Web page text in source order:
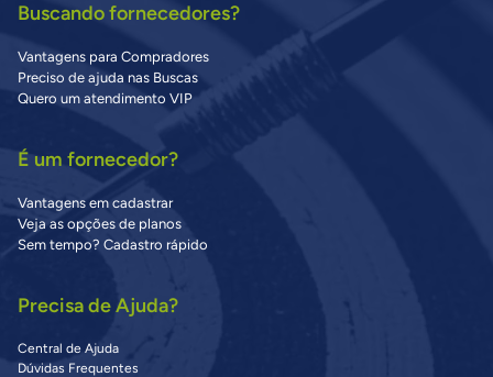
Buscando fornecedores?
Vantagens para Compradores
Preciso de ajuda nas Buscas
Quero um atendimento VIP
É um fornecedor?
Vantagens em cadastrar
Veja as opções de planos
Sem tempo? Cadastro rápido
Precisa de Ajuda?
Central de Ajuda
Dúvidas Frequentes